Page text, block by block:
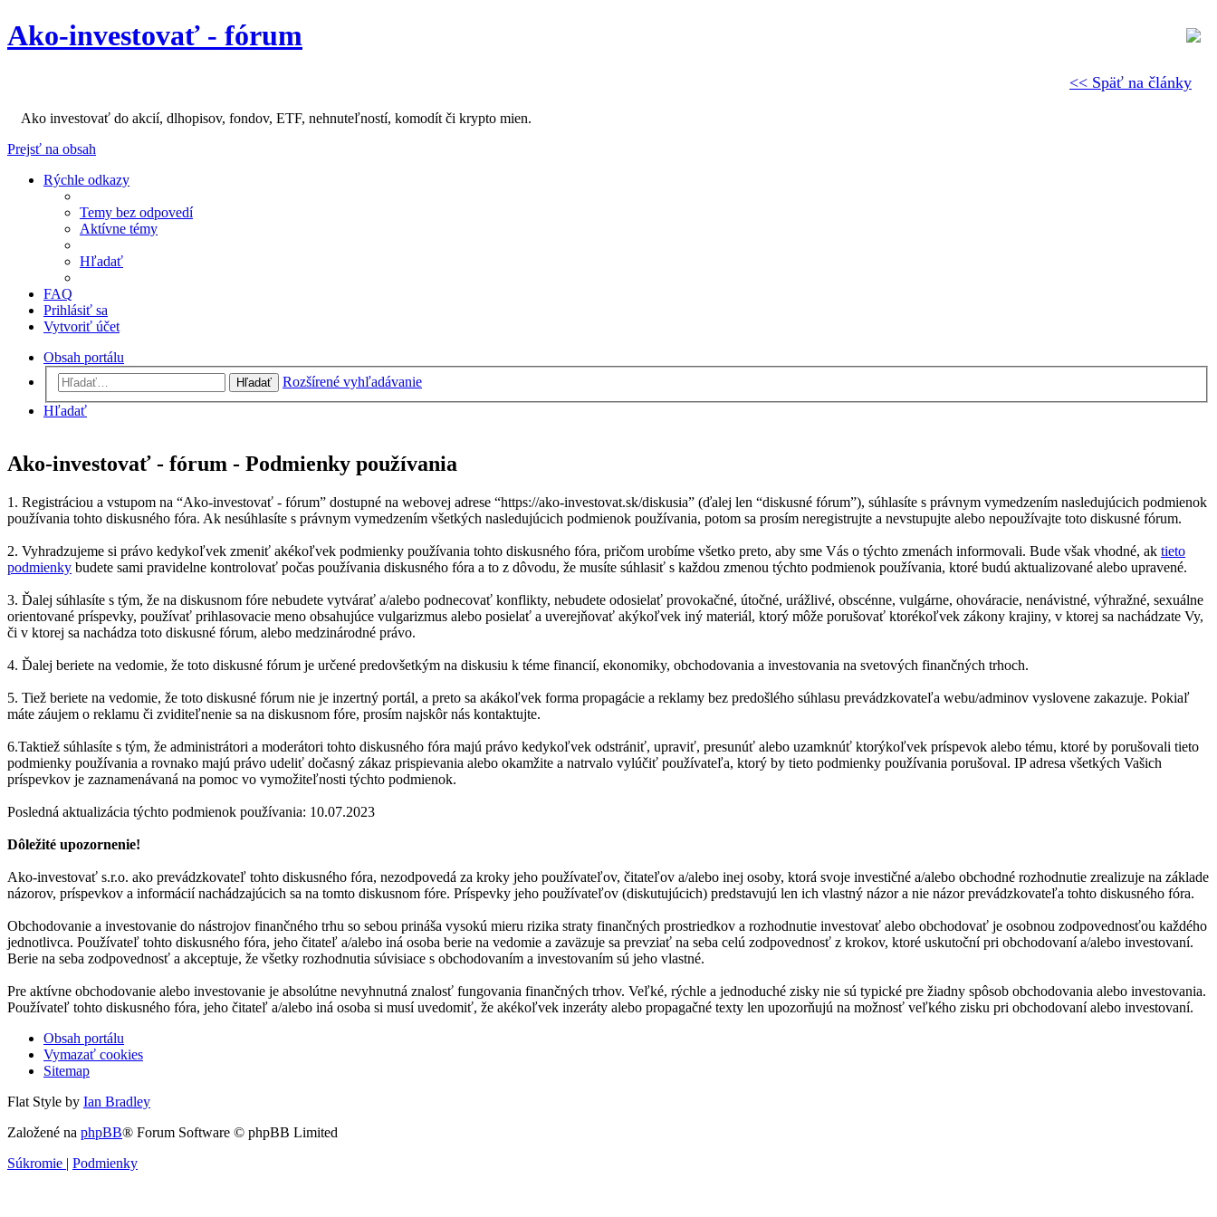
<< Späť na články
Ako-investovať - fórum
Ako investovať do akcií, dlhopisov, fondov, ETF, nehnuteľností, komodít či krypto mien.
Prejsť na obsah
Rýchle odkazy
Temy bez odpovedí
Aktívne témy
Hľadať
FAQ
Prihlásiť sa
Vytvoriť účet
Obsah portálu
Hľadať
Rozšírené vyhľadávanie
Hľadať
Ako-investovať - fórum - Podmienky používania
1. Registráciou a vstupom na “Ako-investovať - fórum” dostupné na webovej adrese “https://ako-investovat.sk/diskusia” (ďalej len “diskusné fórum”), súhlasíte s právnym vymedzením nasledujúcich podmienok
používania tohto diskusného fóra. Ak nesúhlasíte s právnym vymedzením všetkých nasledujúcich podmienok používania, potom sa prosím neregistrujte a nevstupujte alebo nepoužívajte toto diskusné fórum.
2. Vyhradzujeme si právo kedykoľvek zmeniť akékoľvek podmienky používania tohto diskusného fóra, pričom urobíme všetko preto, aby sme Vás o týchto zmenách informovali. Bude však vhodné, ak tieto
podmienky budete sami pravidelne kontrolovať počas používania diskusného fóra a to z dôvodu, že musíte súhlasiť s každou zmenou týchto podmienok používania, ktoré budú aktualizované alebo upravené.
3. Ďalej súhlasíte s tým, že na diskusnom fóre nebudete vytvárať a/alebo podnecovať konflikty, nebudete odosielať provokačné, útočné, urážlivé, obscénne, vulgárne, ohováracie, nenávistné, výhražné, sexuálne
orientované príspevky, používať prihlasovacie meno obsahujúce vulgarizmus alebo posielať a uverejňovať akýkoľvek iný materiál, ktorý môže porušovať ktorékoľvek zákony krajiny, v ktorej sa nachádzate Vy,
či v ktorej sa nachádza toto diskusné fórum, alebo medzinárodné právo.
4. Ďalej beriete na vedomie, že toto diskusné fórum je určené predovšetkým na diskusiu k téme financií, ekonomiky, obchodovania a investovania na svetových finančných trhoch.
5. Tiež beriete na vedomie, že toto diskusné fórum nie je inzertný portál, a preto sa akákoľvek forma propagácie a reklamy bez predošlého súhlasu prevádzkovateľa webu/adminov vyslovene zakazuje. Pokiaľ
máte záujem o reklamu či zviditeľnenie sa na diskusnom fóre, prosím najskôr nás kontaktujte.
6.Taktiež súhlasíte s tým, že administrátori a moderátori tohto diskusného fóra majú právo kedykoľvek odstrániť, upraviť, presunúť alebo uzamknúť ktorýkoľvek príspevok alebo tému, ktoré by porušovali tieto
podmienky používania a rovnako majú právo udeliť dočasný zákaz prispievania alebo okamžite a natrvalo vylúčiť používateľa, ktorý by tieto podmienky používania porušoval. IP adresa všetkých Vašich
príspevkov je zaznamenávaná na pomoc vo vymožiteľnosti týchto podmienok.
Posledná aktualizácia týchto podmienok používania: 10.07.2023
Dôležité upozornenie!
Ako-investovať s.r.o. ako prevádzkovateľ tohto diskusného fóra, nezodpovedá za kroky jeho používateľov, čitateľov a/alebo inej osoby, ktorá svoje investičné a/alebo obchodné rozhodnutie zrealizuje na základe
názorov, príspevkov a informácií nachádzajúcich sa na tomto diskusnom fóre. Príspevky jeho používateľov (diskutujúcich) predstavujú len ich vlastný názor a nie názor prevádzkovateľa tohto diskusného fóra.
Obchodovanie a investovanie do nástrojov finančného trhu so sebou prináša vysokú mieru rizika straty finančných prostriedkov a rozhodnutie investovať alebo obchodovať je osobnou zodpovednosťou každého
jednotlivca. Používateľ tohto diskusného fóra, jeho čitateľ a/alebo iná osoba berie na vedomie a zaväzuje sa prevziať na seba celú zodpovednosť z krokov, ktoré uskutoční pri obchodovaní a/alebo investovaní.
Berie na seba zodpovednosť a akceptuje, že všetky rozhodnutia súvisiace s obchodovaním a investovaním sú jeho vlastné.
Pre aktívne obchodovanie alebo investovanie je absolútne nevyhnutná znalosť fungovania finančných trhov. Veľké, rýchle a jednoduché zisky nie sú typické pre žiadny spôsob obchodovania alebo investovania.
Používateľ tohto diskusného fóra, jeho čitateľ a/alebo iná osoba si musí uvedomiť, že akékoľvek inzeráty alebo propagačné texty len upozorňujú na možnosť veľkého zisku pri obchodovaní alebo investovaní.
Obsah portálu
Vymazať cookies
Sitemap
Flat Style by Ian Bradley
Založené na phpBB® Forum Software © phpBB Limited
Súkromie | Podmienky